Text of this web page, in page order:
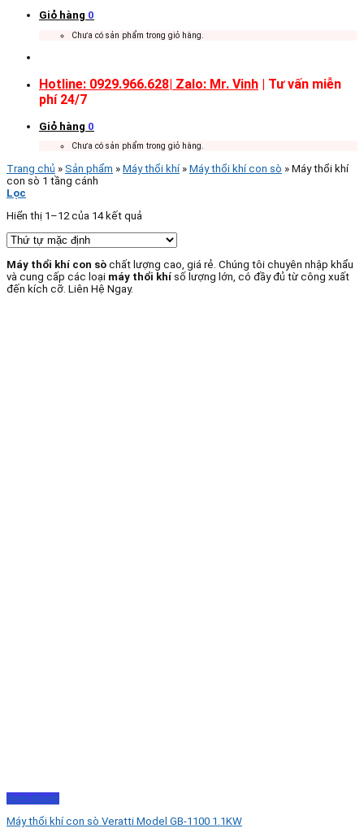
Giỏ hàng 0
Chưa có sản phẩm trong giỏ hàng.
Hotline: 0929.966.628| Zalo: Mr. Vinh | Tư vấn miễn
phí 24/7
Giỏ hàng 0
Chưa có sản phẩm trong giỏ hàng.
Trang chủ » Sản phẩm » Máy thổi khí » Máy thổi khí con sò » Máy thổi khí
con sò 1 tầng cánh
Lọc
Hiển thị 1–12 của 14 kết quả
Máy thổi khí con sò chất lượng cao, giá rẻ. Chúng tôi chuyên nhập khẩu
và cung cấp các loại máy thổi khí số lượng lớn, có đầy đủ từ công xuất
đến kích cỡ. Liên Hệ Ngay.
Xem nhanh
Máy thổi khí con sò Veratti Model GB-1100 1.1KW